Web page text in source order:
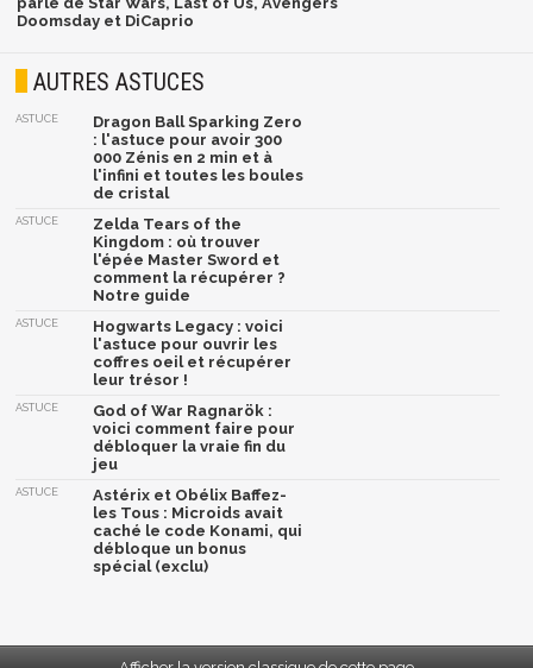
Doomsday et DiCaprio
AUTRES ASTUCES
ASTUCE
Dragon Ball Sparking Zero
: l'astuce pour avoir 300
000 Zénis en 2 min et à
l'infini et toutes les boules
de cristal
ASTUCE
Zelda Tears of the
Kingdom : où trouver
l'épée Master Sword et
comment la récupérer ?
Notre guide
ASTUCE
Hogwarts Legacy : voici
l'astuce pour ouvrir les
coffres oeil et récupérer
leur trésor !
ASTUCE
God of War Ragnarök :
voici comment faire pour
débloquer la vraie fin du
jeu
ASTUCE
Astérix et Obélix Baffez-
les Tous : Microids avait
caché le code Konami, qui
débloque un bonus
spécial (exclu)